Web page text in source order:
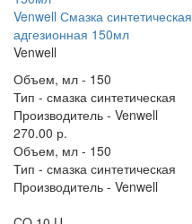
Venwell Смазка синтетическая
адгезионная 150мл
Venwell
Объем, мл - 150
Тип - смазка синтетическая
Производитель - Venwell
270.00 р.
Объем, мл - 150
Тип - смазка синтетическая
Производитель - Venwell